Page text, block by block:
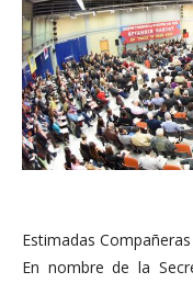
Estimadas
En nombre de la